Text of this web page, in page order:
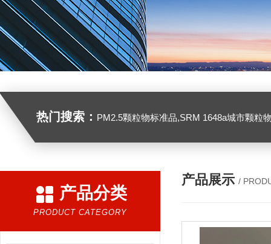
热门搜索： PM2.5颗粒物标准品,SRM 1648a城市颗粒物,SRM 1649B
产品分类
PRODUCT CATEGORY
产品展示 /